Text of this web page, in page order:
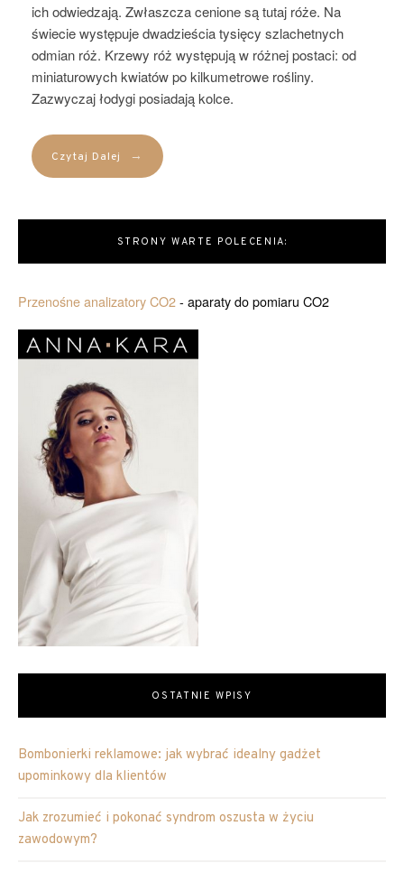
ich odwiedzają. Zwłaszcza cenione są tutaj róże. Na
świecie występuje dwadzieścia tysięcy szlachetnych
odmian róż. Krzewy róż występują w różnej postaci: od
miniaturowych kwiatów po kilkumetrowe rośliny.
Zazwyczaj łodygi posiadają kolce.
Czytaj Dalej →
STRONY WARTE POLECENIA:
Przenośne analizatory CO2- aparaty do pomiaru CO2
OSTATNIE WPISY
Bombonierki reklamowe: jak wybrać idealny gadżet
upominkowy dla klientów
Jak zrozumieć i pokonać syndrom oszusta w życiu
zawodowym?